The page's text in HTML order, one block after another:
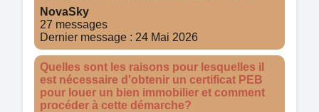
NovaSky
27 messages
Dernier message : 24 Mai 2026
Quelles sont les raisons pour lesquelles il
est nécessaire d'obtenir un certificat PEB
pour louer un bien immobilier et comment
procéder à cette démarche?